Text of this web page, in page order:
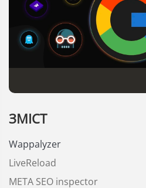
ЗМІСТ
Wappalyzer
LiveReload
META SEO inspector